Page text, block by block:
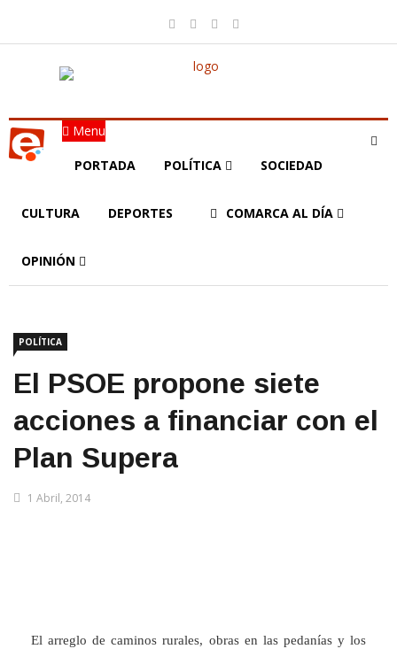
Menu
PORTADA POLÍTICA SOCIEDAD
CULTURA DEPORTES COMARCA AL DÍA
OPINIÓN
POLÍTICA
El PSOE propone siete
acciones a financiar con el
Plan Supera
1 Abril, 2014
El arreglo de caminos rurales, obras en las pedanías y los